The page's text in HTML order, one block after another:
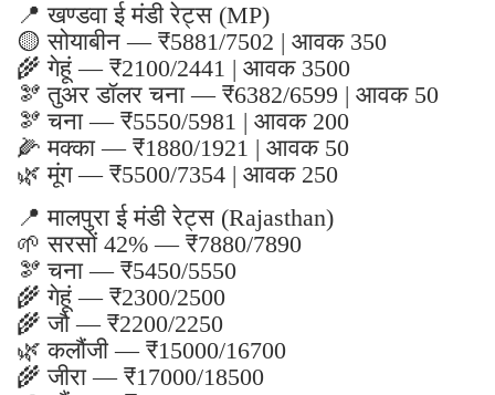
📍 खण्डवा ई मंडी रेट्स (MP)
🟡 सोयाबीन — ₹5881/7502 | आवक 350
🌾 गेहूं — ₹2100/2441 | आवक 3500
🫘 तुअर डॉलर चना — ₹6382/6599 | आवक 50
🫘 चना — ₹5550/5981 | आवक 200
🌽 मक्का — ₹1880/1921 | आवक 50
🌿 मूंग — ₹5500/7354 | आवक 250
📍 मालपुरा ई मंडी रेट्स (Rajasthan)
🌱 सरसों 42% — ₹7880/7890
🫘 चना — ₹5450/5550
🌾 गेहूं — ₹2300/2500
🌾 जौ — ₹2200/2250
🌿 कलौंजी — ₹15000/16700
🌾 जीरा — ₹17000/18500